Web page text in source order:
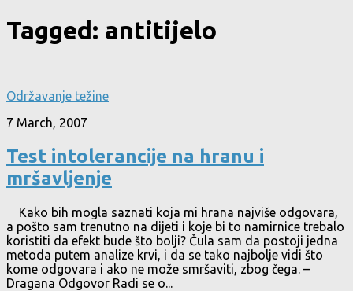
Tagged: antitijelo
Održavanje težine
7 March, 2007
Test intolerancije na hranu i
mršavljenje
Kako bih mogla saznati koja mi hrana najviše odgovara,
a pošto sam trenutno na dijeti i koje bi to namirnice trebalo
koristiti da efekt bude što bolji? Čula sam da postoji jedna
metoda putem analize krvi, i da se tako najbolje vidi što
kome odgovara i ako ne može smršaviti, zbog čega. –
Dragana Odgovor Radi se o...